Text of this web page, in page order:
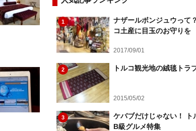
1
ナザールボンジュウって
コ土産に目玉のお守りを
2017/09/01
2 トルコ観光地の絨毯トラ
2015/05/02
3
ケバブだけじゃない！ ト
B級グルメ特集